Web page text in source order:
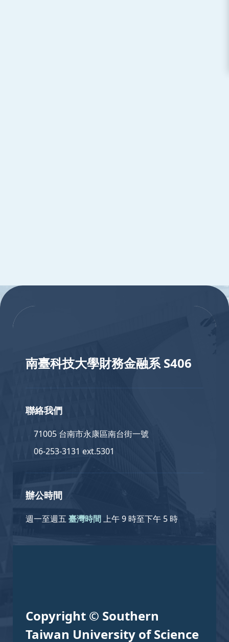
:::
南臺科技大學財務金融系 S406
聯絡我們
71005 台南市永康區南台街一號
06-253-3131 ext.5301
辦公時間
週一至週五 臺灣時間上午 9 時至下午 5 時
Copyright © Southern
Taiwan University of Science